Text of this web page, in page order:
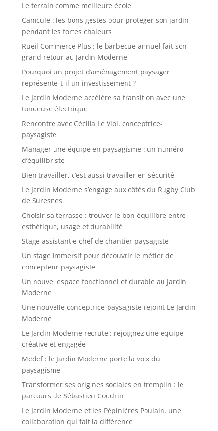
Le terrain comme meilleure école
Canicule : les bons gestes pour protéger son jardin
pendant les fortes chaleurs
Rueil Commerce Plus : le barbecue annuel fait son
grand retour au Jardin Moderne
Pourquoi un projet d’aménagement paysager
représente-t-il un investissement ?
Le Jardin Moderne accélère sa transition avec une
tondeuse électrique
Rencontre avec Cécilia Le Viol, conceptrice-
paysagiste
Manager une équipe en paysagisme : un numéro
d’équilibriste
Bien travailler, c’est aussi travailler en sécurité
Le Jardin Moderne s’engage aux côtés du Rugby Club
de Suresnes
Choisir sa terrasse : trouver le bon équilibre entre
esthétique, usage et durabilité
Stage assistant·e chef de chantier paysagiste
Un stage immersif pour découvrir le métier de
concepteur paysagiste
Un nouvel espace fonctionnel et durable au Jardin
Moderne
Une nouvelle conceptrice-paysagiste rejoint Le Jardin
Moderne
Le Jardin Moderne recrute : rejoignez une équipe
créative et engagée
Medef : le Jardin Moderne porte la voix du
paysagisme
Transformer ses origines sociales en tremplin : le
parcours de Sébastien Coudrin
Le Jardin Moderne et les Pépinières Poulain, une
collaboration qui fait la différence